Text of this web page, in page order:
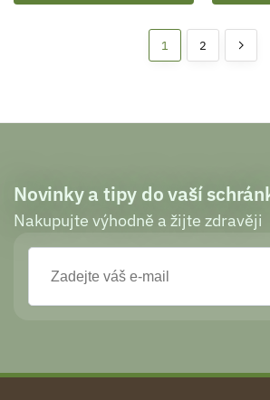
1 2
Novinky a tipy do vaší
Nakupujte výhodně a žijte zdravěji